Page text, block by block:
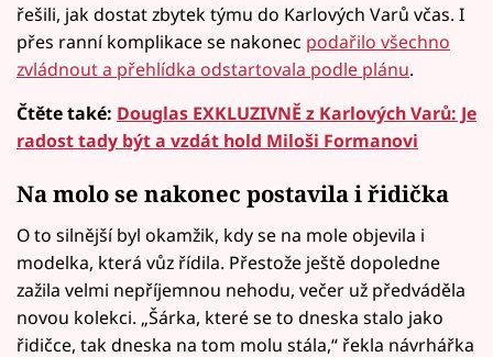
řešili, jak dostat zbytek týmu do Karlových Varů včas. I
přes ranní komplikace se nakonec podařilo všechno
zvládnout a přehlídka odstartovala podle plánu.
Čtěte také: Douglas EXKLUZIVNĚ z Karlových Varů: Je
radost tady být a vzdát hold Miloši Formanovi
Na molo se nakonec postavila i řidička
O to silnější byl okamžik, kdy se na mole objevila i
modelka, která vůz řídila. Přestože ještě dopoledne
zažila velmi nepříjemnou nehodu, večer už předváděla
novou kolekci. „Šárka, které se to dneska stalo jako
řidičce, tak dneska na tom molu stála,“ řekla návrhářka